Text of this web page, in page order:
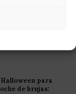
para
de brujas: